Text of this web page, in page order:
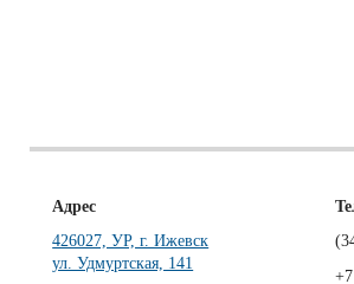
Адрес
426027, УР, г. Ижевск
ул. Удмуртская, 141